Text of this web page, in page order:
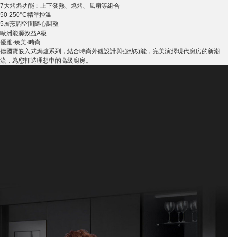
7大烤焗功能︰上下發熱、燒烤、風扇等組合
50-250°C精準控溫
5層烹調空間隨心調整
歐洲能源效益A級
優雅·臻美·時尚
德國寶嵌入式焗爐系列，結合時尚外觀設計與強勁功能，完美演繹現代廚房的新潮
流，為您打造理想中的高級廚房。